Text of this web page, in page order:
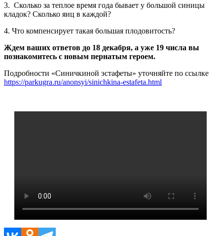
3. Сколько за теплое время года бывает у большой синицы
кладок? Сколько яиц в каждой?
4. Что компенсирует такая большая плодовитость?
Ждем ваших ответов до 18 декабря, а уже 19 числа вы
познакомитесь с новым пернатым героем.
Подробности «Синичкиной эстафеты» уточняйте по ссылке
https://parkugra.ru/anonsyi/sinichkina-estafeta.html